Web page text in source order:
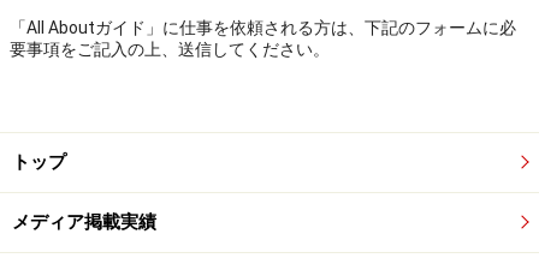
「All Aboutガイド」に仕事を依頼される方は、下記のフォームに必
要事項をご記入の上、送信してください。
トップ
メディア掲載実績